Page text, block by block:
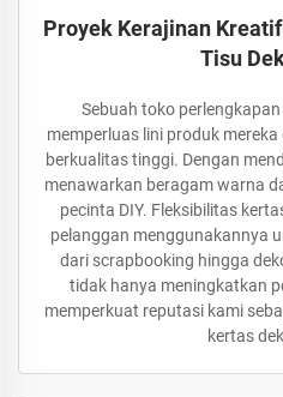
Proyek Kerajinan
Tisu
Sebuah toko
memperluas lini produk
berkualitas tinggi. Dengan
menawarkan beragam warna
pecinta DIY. Fleksibilitas
pelanggan menggunakannya
dari scrapbooking hingga
tidak hanya meningkatkan
memperkuat reputasi kami
kertas